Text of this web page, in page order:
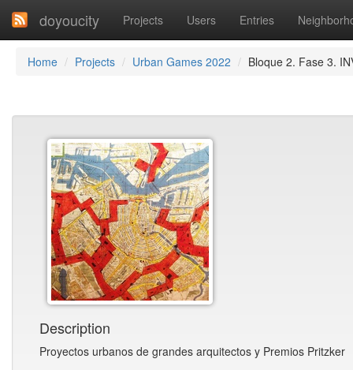
doyoucity Projects Users Entries
Home Projects Urban Games 2022 Bloque 2. Fase 3.
Description
Proyectos urbanos de grandes arquitectos y Premios Pritzker